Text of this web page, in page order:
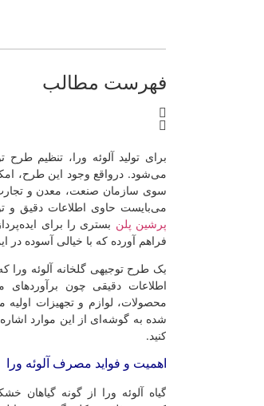
فهرست مطالب
برای تولید آلوئه ورا، تنظیم طرح توجیهی گلخانه
می‌شود. در‌واقع وجود این طرح، امکان دریافت مجوز
سوی سازمان صنعت، معدن و تجارت مقدور خواهد
می‌بایست حاوی اطلاعات دقیق و توجیه‌پذیر باشد تا یک
بستری را برای ایده‌پردازان و کارآفرینان
فراهم آورده که با خیالی آسوده در این راه قدم گذارند.
یک طرح توجیهی گلخانه آلوئه ورا که به‌صورت تخصصی
اطلاعات دقیقی چون برآوردهای مالی، طریقه
محصولات، لوازم و تجهیزات اولیه مورد‌نیاز برای
شده به گوشه‌ای از این موارد اشاره شود. پس شما نیز
اهمیت و فواید مصرف آلوئه ورا
گیاه آلوئه ورا از گونه گیاهان خشکی‌زی، آب‌دار و